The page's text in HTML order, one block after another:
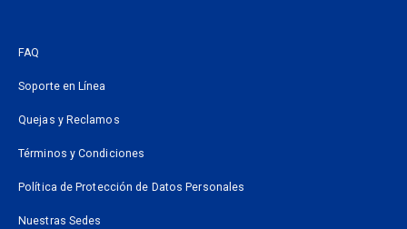
FAQ
Soporte en Línea
Quejas y Reclamos
Términos y Condiciones
Política de Protección de Datos Personales
Nuestras Sedes